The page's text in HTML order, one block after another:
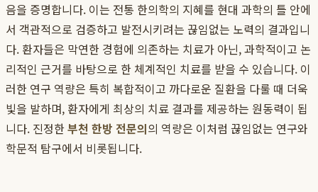
음을 증명합니다. 이는 전통 한의학의 지혜를 현대 과학의 틀 안에
서 객관적으로 검증하고 발전시키려는 끊임없는 노력의 결과입니
다. 환자들은 막연한 경험에 의존하는 치료가 아닌, 과학적이고 논
리적인 근거를 바탕으로 한 체계적인 치료를 받을 수 있습니다. 이
러한 연구 역량은 특히 복합적이고 까다로운 질환을 다룰 때 더욱
빛을 발하며, 환자에게 최상의 치료 결과를 제공하는 원동력이 됩
니다. 진정한부천 한방 전문의의 역량은 이처럼 끊임없는 연구와
학문적 탐구에서 비롯됩니다.